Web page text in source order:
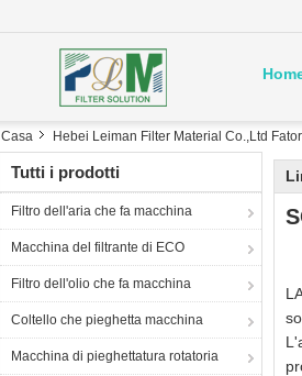
Casa Hebei Leiman Filter Material Co.,Ltd
Tutti i prodotti
Filtro dell'aria che fa macchina
Macchina del filtrante di ECO
Filtro dell'olio che fa macchina
Coltello che pieghetta macchina
Macchina di pieghettatura rotatoria